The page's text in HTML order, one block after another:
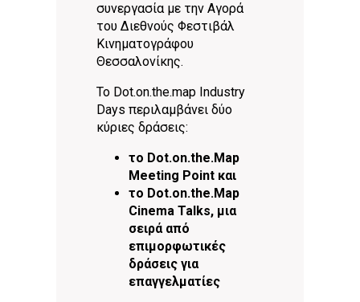
συνεργασία με την Αγορά
του Διεθνούς Φεστιβάλ
Κινηματογράφου
Θεσσαλονίκης.
Το Dot.on.the.map Industry
Days περιλαμβάνει δύο
κύριες δράσεις:
το Dot.on.the.Μap
Meeting Point και
το Dot.on.the.Μap
Cinema Talks, μια
σειρά από
επιμορφωτικές
δράσεις για
επαγγελματίες